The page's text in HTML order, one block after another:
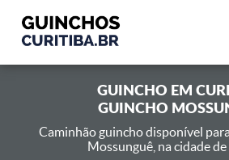
GUINCHO EM
GUINCHO
Caminhão guincho disponível
Mossunguê, na cidade